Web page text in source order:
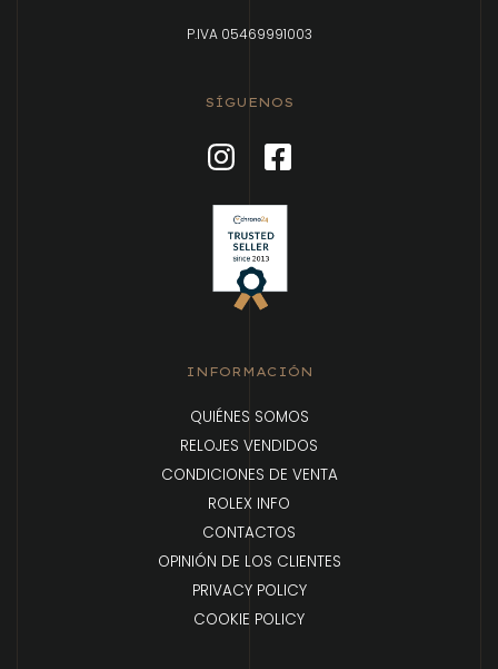
P.IVA 05469991003
SÍGUENOS
INFORMACIÓN
QUIÉNES SOMOS
RELOJES VENDIDOS
CONDICIONES DE VENTA
ROLEX INFO
CONTACTOS
OPINIÓN DE LOS CLIENTES
PRIVACY POLICY
COOKIE POLICY